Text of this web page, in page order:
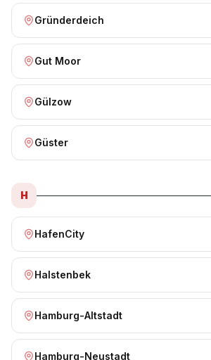
Gründerdeich
Gut Moor
Gülzow
Güster
H
HafenCity
Halstenbek
Hamburg-Altstadt
Hamburg-Neustadt